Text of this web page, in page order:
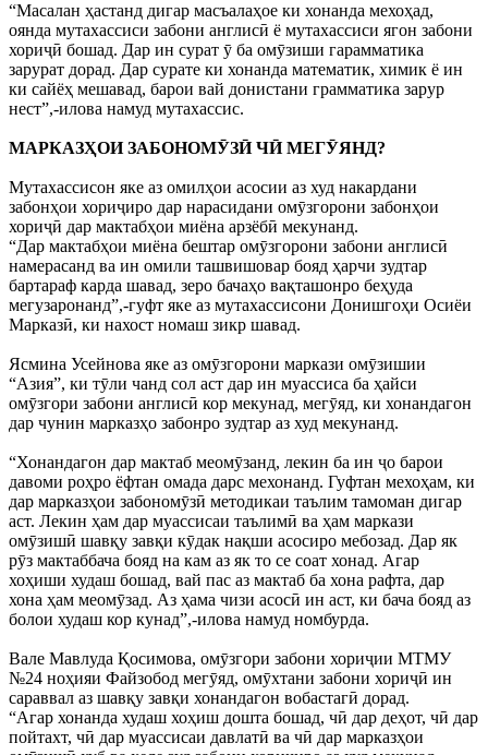
“Масалан ҳастанд дигар масъалаҳое ки хонанда мехоҳад,
оянда мутахассиси забони англисӣ ё мутахассиси ягон забони
хориҷӣ бошад. Дар ин сурат ӯ ба омӯзиши гарамматика
зарурат дорад. Дар сурате ки хонанда математик, химик ё ин
ки сайёҳ мешавад, барои вай донистани грамматика зарур
нест”,-илова намуд мутахассис.
МАРКАЗҲОИ ЗАБОНОМӮЗӢ ЧӢ МЕГӮЯНД?
Мутахассисон яке аз омилҳои асосии аз худ накардани
забонҳои хориҷиро дар нарасидани омӯзгорони забонҳои
хориҷӣ дар мактабҳои миёна арзёбӣ мекунанд.
“Дар мактабҳои миёна бештар омӯзгорони забони англисӣ
намерасанд ва ин омили ташвишовар бояд ҳарчи зудтар
бартараф карда шавад, зеро бачаҳо вақташонро беҳуда
мегузаронанд”,-гуфт яке аз мутахассисони Донишгоҳи Осиёи
Марказӣ, ки нахост номаш зикр шавад.
Ясмина Усейнова яке аз омӯзгорони маркази омӯзишии
“Азия”, ки тӯли чанд сол аст дар ин муассиса ба ҳайси
омӯзгори забони англисӣ кор мекунад, мегӯяд, ки хонандагон
дар чунин марказҳо забонро зудтар аз худ мекунанд.
“Хонандагон дар мактаб меомӯзанд, лекин ба ин ҷо барои
давоми роҳро ёфтан омада дарс мехонанд. Гуфтан мехоҳам, ки
дар марказҳои забономӯзӣ методикаи таълим тамоман дигар
аст. Лекин ҳам дар муассисаи таълимӣ ва ҳам маркази
омӯзишӣ шавқу завқи кӯдак нақши асосиро мебозад. Дар як
рӯз мактаббача бояд на кам аз як то се соат хонад. Агар
хоҳиши худаш бошад, вай пас аз мактаб ба хона рафта, дар
хона ҳам меомӯзад. Аз ҳама чизи асосӣ ин аст, ки бача бояд аз
болои худаш кор кунад”,-илова намуд номбурда.
Вале Мавлуда Қосимова, омӯзгори забони хориҷии МТМУ
№24 ноҳияи Файзобод мегӯяд, омӯхтани забони хориҷӣ ин
сараввал аз шавқу завқи хонандагон вобастагӣ дорад.
“Агар хонанда худаш хоҳиш дошта бошад, чӣ дар деҳот, чӣ дар
пойтахт, чӣ дар муассисаи давлатӣ ва чӣ дар марказҳои